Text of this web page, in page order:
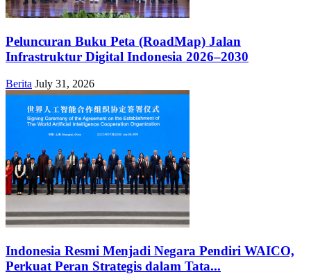
Peluncuran Buku Peta (RoadMap) Jalan
Infrastruktur Digital Indonesia 2026–2030
Berita July 31, 2026
Indonesia Resmi Menjadi Negara Pendiri WAICO,
Perkuat Peran Strategis dalam Tata...